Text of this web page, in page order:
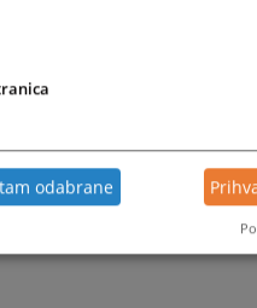
potvrdio je i Okružni sud u
odabrane